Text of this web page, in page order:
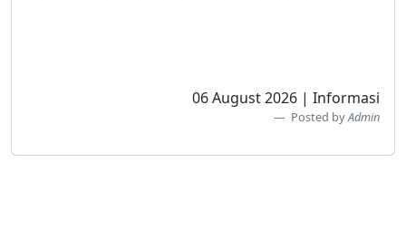
06 August 2026 | Informasi
Posted byAdmin